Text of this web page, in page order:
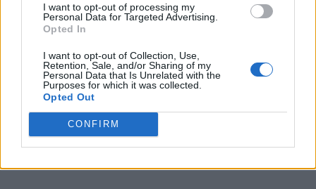
I want to opt-out of processing my
Personal Data for Targeted Advertising.
Opted In
I want to opt-out of Collection, Use,
Retention, Sale, and/or Sharing of my
Personal Data that Is Unrelated with the
Purposes for which it was collected.
Opted Out
CONFIRM
Tags from the story
grooming